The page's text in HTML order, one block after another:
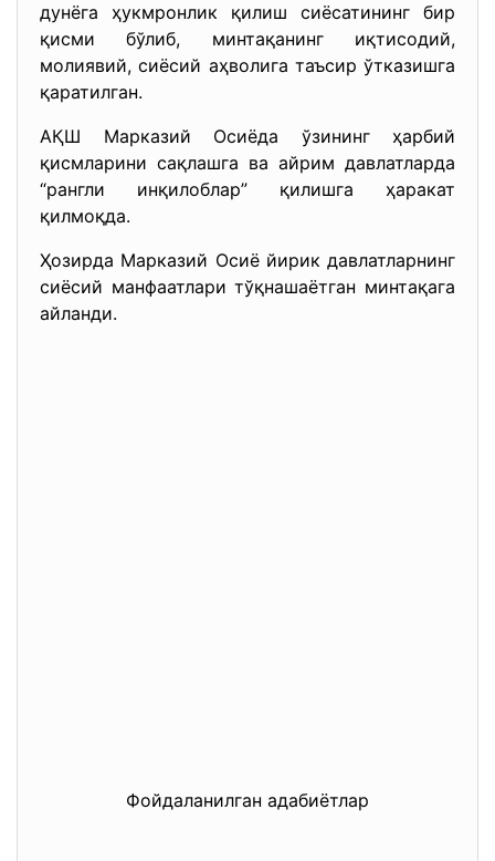
дунёга ҳукмронлик қилиш сиёсатининг бир
қисми бўлиб, минтақанинг иқтисодий,
молиявий, сиёсий аҳволига таъсир ўтказишга
қаратилган.
АҚШ Марказий Осиёда ўзининг ҳарбий
қисмларини сақлашга ва айрим давлатларда
“рангли инқилоблар” қилишга ҳаракат
қилмоқда.
Ҳозирда Марказий Осиё йирик давлатларнинг
сиёсий манфаатлари тўқнашаётган минтақага
айланди.
Фойдаланилган адабиётлар